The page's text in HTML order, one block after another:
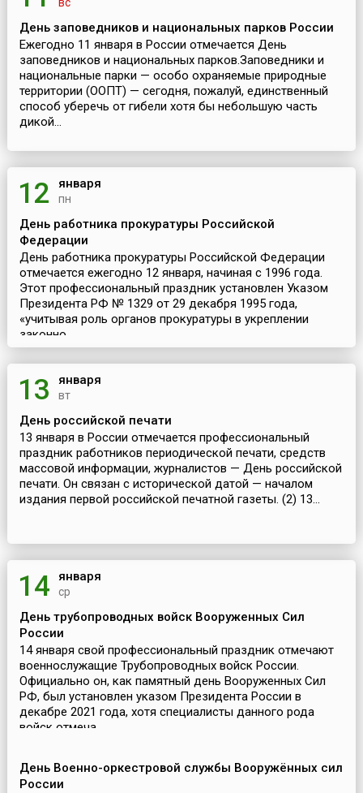
День заповедников и национальных парков России
Ежегодно 11 января в России отмечается День
заповедников и национальных парков.Заповедники и
национальные парки — особо охраняемые природные
территории (ООПТ) — сегодня, пожалуй, единственный
способ уберечь от гибели хотя бы небольшую часть
дикой...
12 января
пн
День работника прокуратуры Российской
Федерации
День работника прокуратуры Российской Федерации
отмечается ежегодно 12 января, начиная с 1996 года.
Этот профессиональный праздник установлен Указом
Президента РФ № 1329 от 29 декабря 1995 года,
«учитывая роль органов прокуратуры в укреплении
законно...
13 января
вт
День российской печати
13 января в России отмечается профессиональный
праздник работников периодической печати, средств
массовой информации, журналистов — День российской
печати. Он связан с исторической датой — началом
издания первой российской печатной газеты. (2) 13...
14 января
ср
День трубопроводных войск Вооруженных Сил
России
14 января свой профессиональный праздник отмечают
военнослужащие Трубопроводных войск России.
Официально он, как памятный день Вооруженных Сил
РФ, был установлен указом Президента России в
декабре 2021 года, хотя специалисты данного рода
войск отмеча...
День Военно-оркестровой службы Вооружённых сил
России